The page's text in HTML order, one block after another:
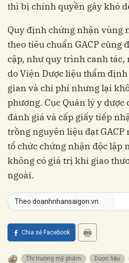
thì bị chính quyền gây khó
Quy định chứng nhận vùng
theo tiêu chuẩn GACP cũng
cập, như quy trình canh
do Viện Dược liệu thẩm
gian và chi phí nhưng lại
phương. Cục Quản lý y
đánh giá và cấp giấy tiếp
trồng nguyên liệu đạt
tổ chức chứng nhận độc lập
không có giá trị khi giao
ngoài.
Theo doanhnhansaigon.vn
Chia sẻ Facebook
thị trường mỹ phẩm dược liệu